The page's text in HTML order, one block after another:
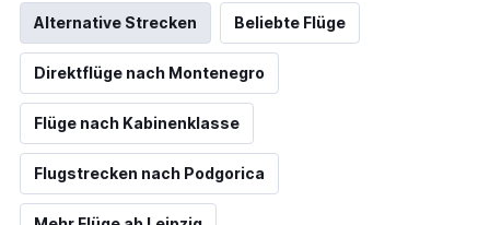
Alternative Strecken Beliebte Flüge
Direktflüge nach Montenegro
Flüge nach Kabinenklasse
Flugstrecken nach Podgorica